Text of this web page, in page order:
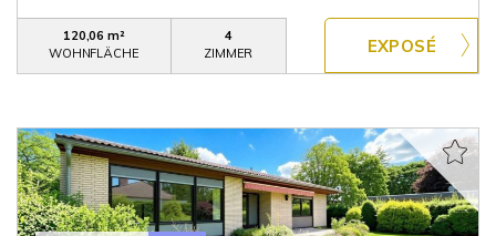
120,06 m²
WOHNFLÄCHE
4
ZIMMER